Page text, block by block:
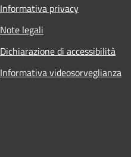
Informativa privacy
Note legali
Dichiarazione di accessibilità
Informativa videosorveglianza